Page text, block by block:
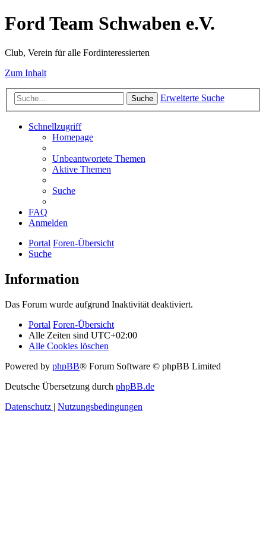
Ford Team Schwaben e.V.
Club, Verein für alle Fordinteressierten
Zum Inhalt
Suche Erweiterte Suche
Schnellzugriff
Homepage
Unbeantwortete Themen
Aktive Themen
Suche
FAQ
Anmelden
Portal Foren-Übersicht
Suche
Information
Das Forum wurde aufgrund Inaktivität deaktiviert.
Portal Foren-Übersicht
Alle Zeiten sind UTC+02:00
Alle Cookies löschen
Powered by phpBB® Forum Software © phpBB Limited
Deutsche Übersetzung durch phpBB.de
Datenschutz | Nutzungsbedingungen